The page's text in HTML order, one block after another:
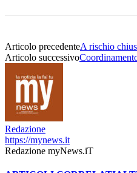
Articolo precedenteA rischio
Articolo successivo
Redazione
https://mynews.it
Redazione myNews.iT